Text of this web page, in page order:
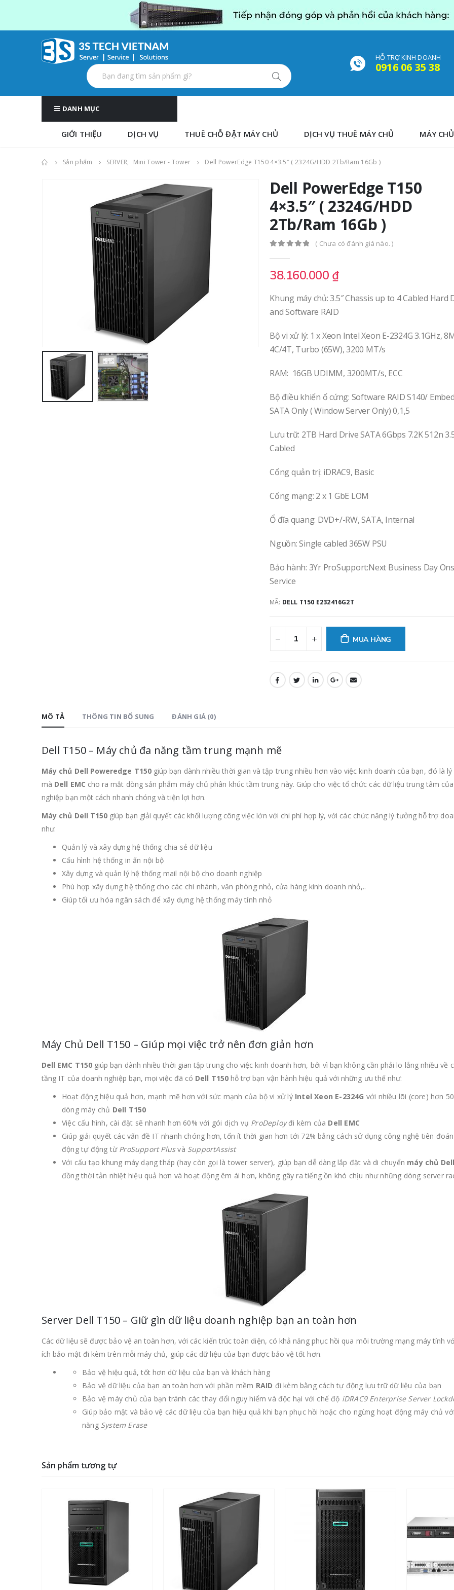
HỖ TRỢ KINH DOANH
0916 06 35 38
DANH MỤC
GIỚI THIỆU DỊCH VỤ THUÊ CHỖ ĐẶT MÁY CHỦ DỊCH VỤ THUÊ MÁY CHỦ MÁY
Sản phẩm SERVER, Mini Tower - Tower Dell PowerEdge T150 4×3.5″ ( 2324G/HDD 2Tb/Ram 16Gb )
Dell PowerEdge T150
4×3.5″ ( 2324G/HDD
2Tb/Ram 16Gb )
( Chưa có đánh giá nào. )
38.160.000 ₫
Khung máy chủ: 3.5″ Chassis up to 4 Cabled Hard
and Software RAID
Bộ vi xử lý: 1 x Xeon Intel Xeon E-2324G 3.1GHz,
4C/4T, Turbo (65W), 3200 MT/s
RAM: 16GB UDIMM, 3200MT/s, ECC
Bộ điều khiển ổ cứng: Software RAID S140/
SATA Only ( Window Server Only) 0,1,5
Lưu trữ: 2TB Hard Drive SATA 6Gbps 7.2K 512n
Cabled
Cổng quản trị: iDRAC9, Basic
Cổng mạng: 2 x 1 GbE LOM
Ổ đĩa quang: DVD+/-RW, SATA, Internal
Nguồn: Single cabled 365W PSU
Bảo hành: 3Yr ProSupport:Next Business Day
Service
MÃ: DELL T150 E232416G2T
MUA HÀNG
MÔ TẢ THÔNG TIN BỔ SUNG ĐÁNH GIÁ (0)
Dell T150 – Máy chủ đa năng tầm trung mạnh mẽ
Máy chủ Dell Poweredge T150giúp bạn dành nhiều thời gian và tập trung nhiều hơn vào việc kinh doanh của bạn, đó là lý
mà Dell EMC cho ra mắt dòng sản phẩm máy chủ phân khúc tầm trung này. Giúp cho việc tổ chức các dữ liệu trung tâm
nghiệp bạn một cách nhanh chóng và tiện lợi hơn.
Máy chủ Dell T150 giúp bạn giải quyết các khối lượng công việc lớn với chi phí hợp lý, với các chức năng lý tưởng hỗ trợ
như:
Quản lý và xây dựng hệ thống chia sẻ dữ liệu
Cấu hình hệ thống in ấn nội bộ
Xây dựng và quản lý hệ thống mail nội bộ cho doanh nghiệp
Phù hợp xây dựng hệ thống cho các chi nhánh, văn phòng nhỏ, cửa hàng kinh doanh nhỏ,..
Giúp tối ưu hóa ngân sách để xây dựng hệ thống máy tính nhỏ
Máy Chủ Dell T150 – Giúp mọi việc trở nên đơn giản hơn
Dell EMC T150giúp bạn dành nhiều thời gian tập trung cho việc kinh doanh hơn, bởi vì bạn không cần phải lo lắng nhiều về
tầng IT của doanh nghiệp bạn, mọi việc đã có Dell T150hỗ trợ bạn vận hành hiệu quả với những ưu thế như:
Hoạt động hiệu quả hơn, mạnh mẽ hơn với sức mạnh của bộ vi xử lý Intel Xeon E-2324G với nhiều lõi (core) hơn
dòng máy chủ Dell T150
Việc cấu hình, cài đặt sẽ nhanh hơn 60% với gói dịch vụ ProDeployđi kèm của Dell EMC
Giúp giải quyết các vấn đề IT nhanh chóng hơn, tốn ít thời gian hơn tới 72% bằng cách sử dụng công nghệ tiên
động tự động từ ProSupport Plusvà SupportAssist
Với cấu tạo khung máy dạng tháp (hay còn gọi là tower server), giúp bạn dễ dàng lắp đặt và di chuyển máy chủ
đồng thời tản nhiệt hiệu quả hơn và hoạt động êm ái hơn, không gây ra tiếng ồn khó chịu như những dòng server
Server Dell T150 – Giữ gìn dữ liệu doanh nghiệp bạn an toàn hơn
Các dữ liệu sẽ được bảo vệ an toàn hơn, với các kiến trúc toàn diện, có khả năng phục hồi qua môi trường mạng máy tính
ích bảo mật đi kèm trên mỗi máy chủ, giúp các dữ liệu của bạn được bảo vệ tốt hơn.
Bảo vệ hiệu quả, tốt hơn dữ liệu của bạn và khách hàng
Bảo vệ dữ liệu của bạn an toàn hơn với phần mềm RAID đi kèm bằng cách tự động lưu trữ dữ liệu của bạn
Bảo vệ máy chủ của bạn tránh các thay đổi nguy hiểm và độc hại với chế độ iDRAC9 Enterprise Server
Giúp bảo mật và bảo vệ các dữ liệu của bạn hiệu quả khi bạn phục hồi hoặc cho ngừng hoạt động máy chủ
năng System Erase
OM3-LC-LC-3M Dây nhảy quang OM3 LC/UPC-LC/UPC 3M (sợi đôi)
0out of 5
150.000 ₫
C9300-NM-4G Cisco Catalyst 9300 4 x 1GE SFP Network Module
Sản phẩm tương tự